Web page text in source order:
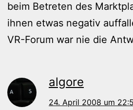
beim Betreten des
ihnen etwas negativ
VR-Forum war nie die
algore
24. April 2008 um